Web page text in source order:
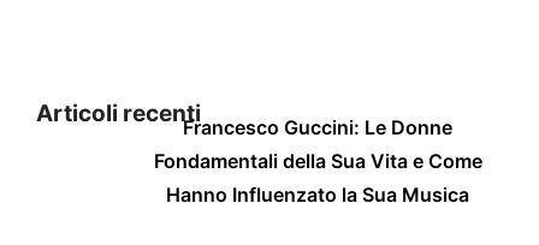
Articoli recentiFrancesco Guccini: Le Donne
Fondamentali della Sua Vita e Come
Hanno Influenzato la Sua Musica